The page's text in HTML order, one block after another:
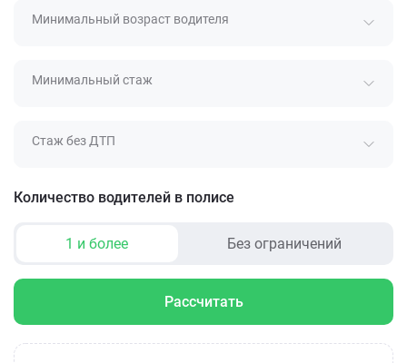
Минимальный возраст водителя
Минимальный стаж
Стаж без ДТП
Количество водителей в полисе
1 и более Без ограничений
Рассчитать